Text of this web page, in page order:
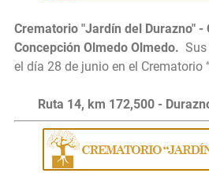
Crematorio "Jardín del Durazno" -
Concepción Olmedo Olmedo.
el día 28 de junio en el Crematorio
Ruta 14, km 172,500 -